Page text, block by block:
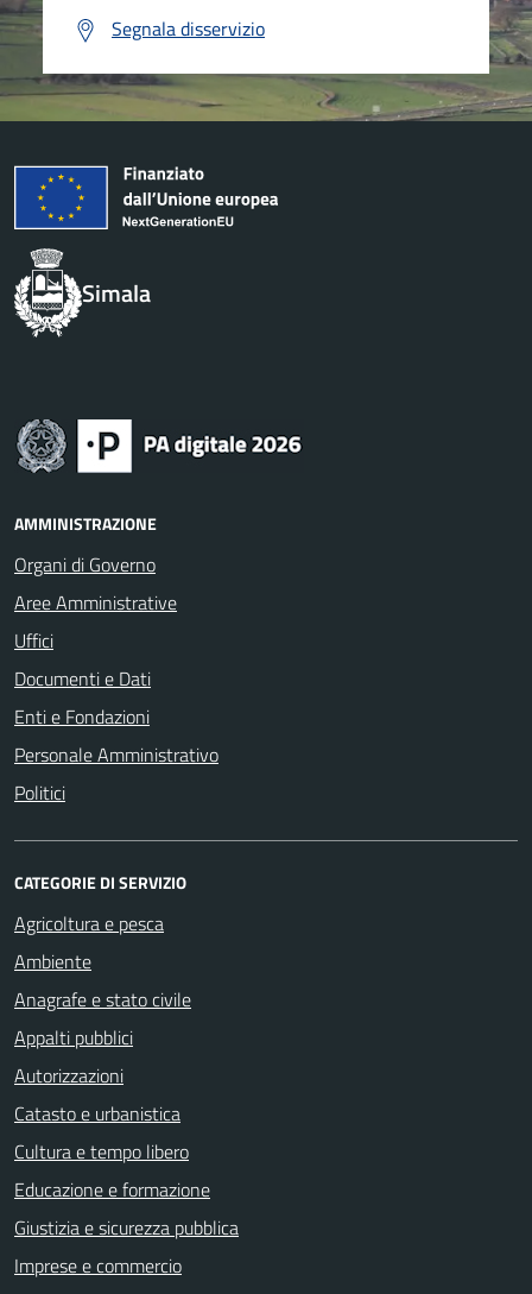
Segnala disservizio
Simala
AMMINISTRAZIONE
Organi di Governo
Aree Amministrative
Uffici
Documenti e Dati
Enti e Fondazioni
Personale Amministrativo
Politici
CATEGORIE DI SERVIZIO
Agricoltura e pesca
Ambiente
Anagrafe e stato civile
Appalti pubblici
Autorizzazioni
Catasto e urbanistica
Cultura e tempo libero
Educazione e formazione
Giustizia e sicurezza pubblica
Imprese e commercio